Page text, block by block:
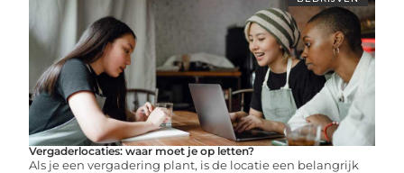
Vergaderlocaties: waar moet je op letten?
Als je een vergadering plant, is de locatie een belangrijk